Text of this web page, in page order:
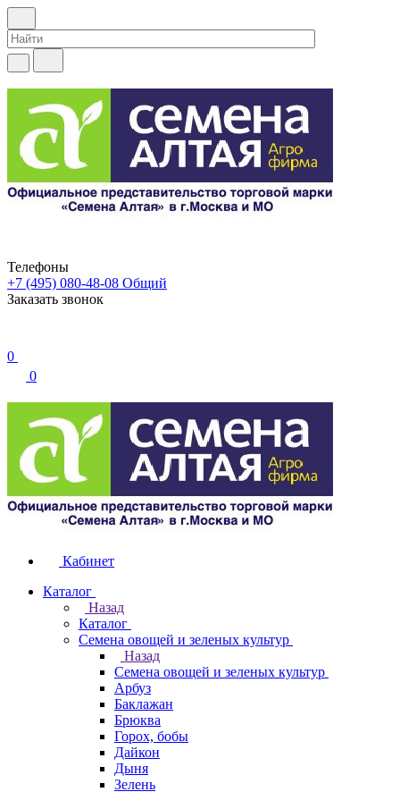
Телефоны
+7 (495) 080-48-08 Общий
Заказать звонок
0
0
Кабинет
Каталог
Назад
Каталог
Семена овощей и зеленых культур
Назад
Семена овощей и зеленых культур
Арбуз
Баклажан
Брюква
Горох, бобы
Дайкон
Дыня
Зелень